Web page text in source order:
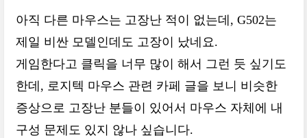
아직 다른 마우스는 고장난 적이 없는데, G502는
제일 비싼 모델인데도 고장이 났네요.
게임한다고 클릭을 너무 많이 해서 그런 듯 싶기도
한데, 로지텍 마우스 관련 카페 글을 보니 비슷한
증상으로 고장난 분들이 있어서 마우스 자체에 내
구성 문제도 있지 않나 싶습니다.